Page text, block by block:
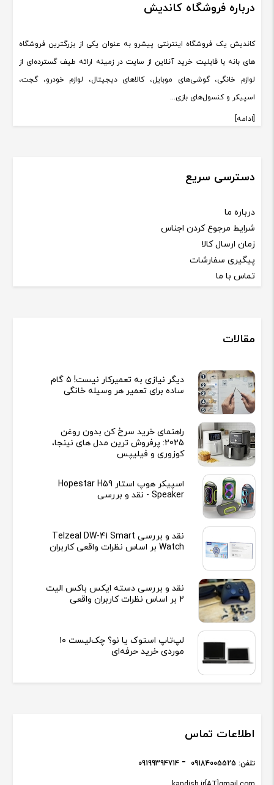
درباره فروشگاه کاندیش
کاندیش یک فروشگاه اینترنتی پیشرو به عنوان یکی از بزرگترین فروشگاه
های بانه با قابلیت خرید آنلاین از سایت در زمینه ارائه طیف گسترده‌ای از
لوازم خانگی، گوشی‌های موبایل، کالاهای دیجیتال، لوازم خودرو، گجت،
اسپیکر و کنسول‌های بازی...
[ادامه]
دسترسی سریع
درباره ما
شرایط مرجوع کردن اجناس
زمان ارسال کالا
پیگیری سفارشات
تماس با ما
مقالات
دیگر نیازی به تعمیرکار نیست! ۵ گام
ساده برای تعمیر هر وسیله خانگی
راهنمای خرید سرخ کن بدون روغن
2025: پرفروش ترین مدل های نینجا،
کوزوری و فیلیپس
اسپیکر هوپ استار Hopestar H59
Speaker - نقد و بررسی
نقد و بررسی Telzeal DW-41 Smart
Watch بر اساس نظرات واقعی کاربران
نقد و بررسی دسته ایکس باکس الیت
2 بر اساس نظرات کاربران واقعی
لپ‌تاپ استوک یا نو؟ چک‌لیست ۱۰
موردی خرید حرفه‌ای
اطلاعات تماس
تلفن: 09184005525
09199394714